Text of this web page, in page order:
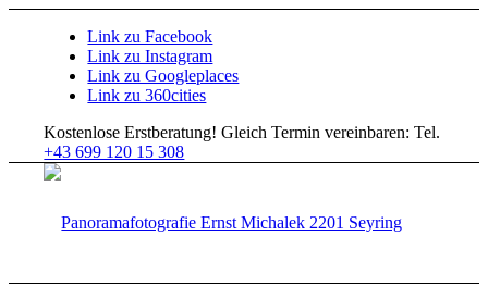
Link zu Facebook
Link zu Instagram
Link zu Googleplaces
Link zu 360cities
Kostenlose Erstberatung! Gleich Termin vereinbaren: Tel.
+43 699 120 15 308